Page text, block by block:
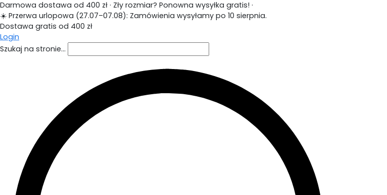
Darmowa dostawa od 400 zł · Zły rozmiar? Ponowna wysyłka gratis! ·
☀️ Przerwa urlopowa (27.07–07.08): Zamówienia wysyłamy po 10 sierpnia.
Dostawa gratis od 400 zł
Login
Szukaj na stronie...